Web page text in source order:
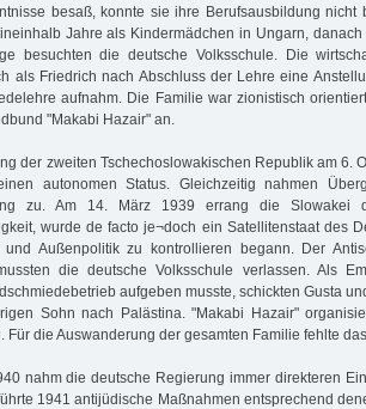
besaß, konnte sie ihre Berufsausbildung nicht
Jahre als Kindermädchen in Ungarn,
besuchten die deutsche Volksschule. Die
als Friedrich nach Abschluss der Lehre eine
aufnahm. Die Familie war zionistisch
"Makabi Hazair" an.
der zweiten Tschechoslowakischen Republik am 6.
autonomen Status. Gleichzeitig nahmen
zu. Am 14. März 1939 errang die Slowakei
wurde de facto je¬doch ein Satellitenstaat des
Außenpolitik zu kontrollieren begann. Der
die deutsche Volksschule verlassen. Als
aufgeben musste, schickten Gusta
Sohn nach Palästina. "Makabi Hazair"
Für die Auswanderung der gesamten Familie fehlte
nahm die deutsche Regierung immer direkteren
1941 antijüdische Maßnahmen entsprechend